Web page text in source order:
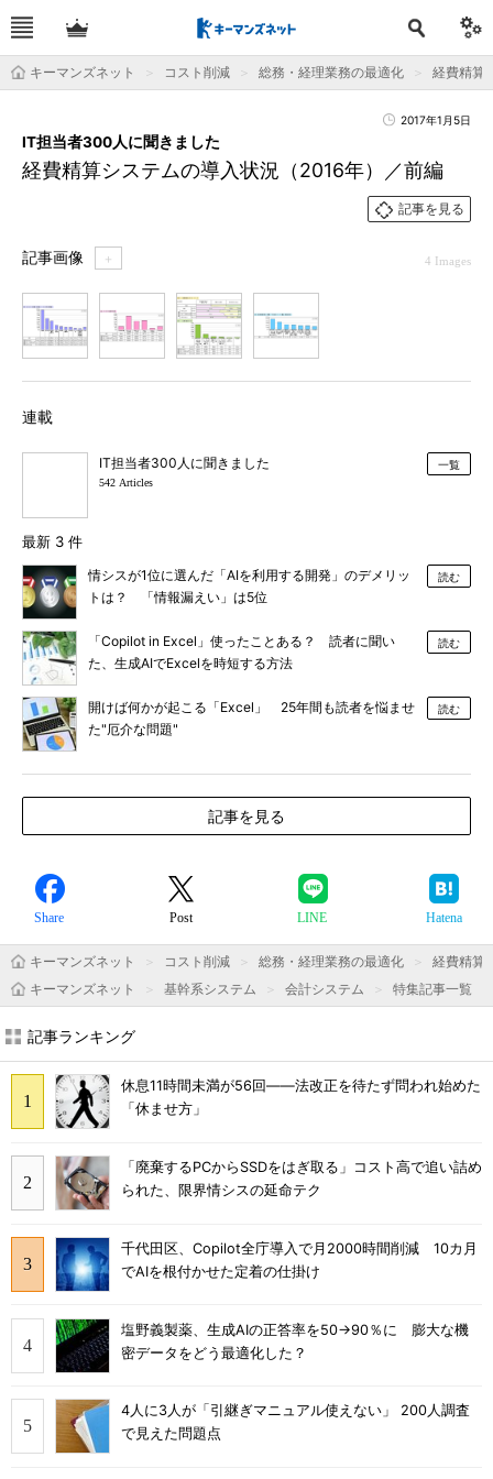
キーマンズネット コスト削減 総務・経理業務の最適化 経費精算
2017年1月5日
経費精算システムの導入状況（2016年）／前編
IT担当者300人に聞きました
記事を見る
記事画像 ＋ 4 Images
連載
IT担当者300人に聞きました
542 Articles
一覧
最新 3 件
情シスが1位に選んだ「AIを利用する開発」のデメリッ
トは？ 「情報漏えい」は5位
読む
「Copilot in Excel」使ったことある？ 読者に聞い
た、生成AIでExcelを時短する方法
読む
開けば何かが起こる「Excel」 25年間も読者を悩ませ
た"厄介な問題"
読む
記事を見る
Share Post LINE Hatena
キーマンズネット コスト削減 総務・経理業務の最適化
経費精算
キーマンズネット
基幹系システム 会計システム 特集記事一覧
記事ランキング
休息11時間未満が56回――法改正を待たず問われ始めた
「休ませ方」
「廃棄するPCからSSDをはぎ取る」コスト高で追い詰め
られた、限界情シスの延命テク
千代田区、Copilot全庁導入で月2000時間削減 10カ月
でAIを根付かせた定着の仕掛け
塩野義製薬、生成AIの正答率を50→90％に 膨大な機
密データをどう最適化した？
4人に3人が「引継ぎマニュアル使えない」 200人調査
で見えた問題点